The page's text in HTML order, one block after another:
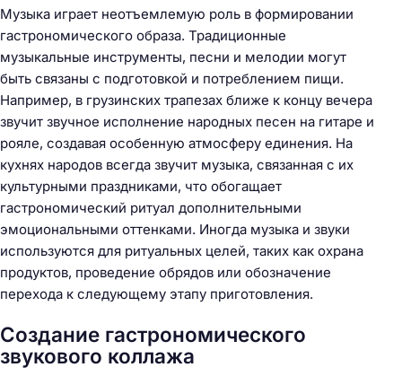
Музыка играет неотъемлемую роль в формировании
гастрономического образа. Традиционные
музыкальные инструменты, песни и мелодии могут
быть связаны с подготовкой и потреблением пищи.
Например, в грузинских трапезаx ближе к концу вечера
звучит звучное исполнение народных песен на гитаре и
рояле, создавая особенную атмосферу единения. На
кухнях народов всегда звучит музыка, связанная с их
культурными праздниками, что обогащает
гастрономический ритуал дополнительными
эмоциональными оттенками. Иногда музыка и звуки
используются для ритуальных целей, таких как охрана
продуктов, проведение обрядов или обозначение
перехода к следующему этапу приготовления.
Создание гастрономического
звукового коллажа